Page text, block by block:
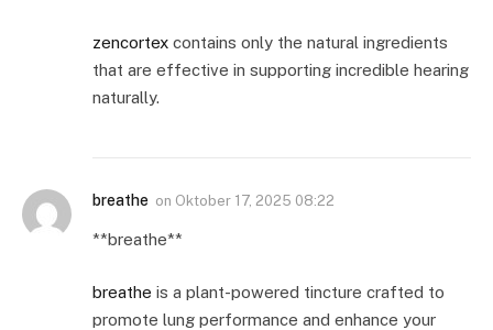
zencortex contains only the natural ingredients
that are effective in supporting incredible hearing
naturally.
breathe on Oktober 17, 2025 08:22
** breathe**
breathe is a plant-powered tincture crafted to
promote lung performance and enhance your